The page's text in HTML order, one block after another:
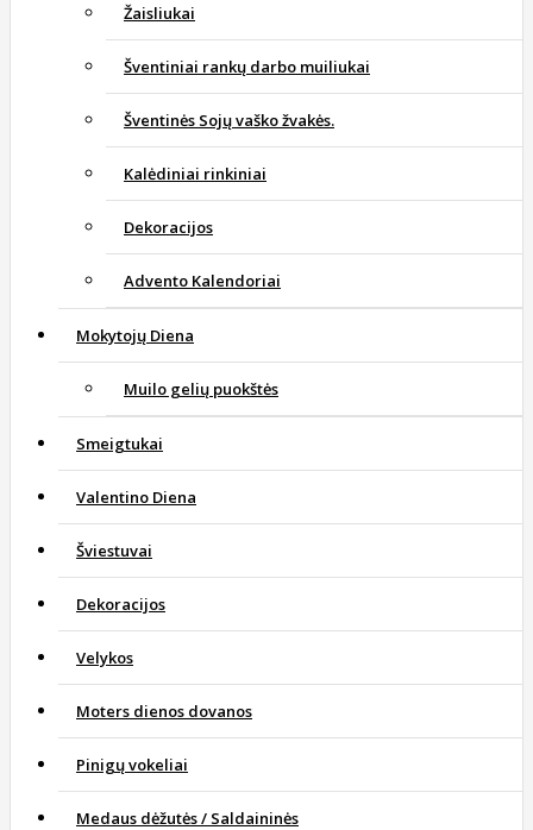
Žaisliukai
Šventiniai rankų darbo muiliukai
Šventinės Sojų vaško žvakės.
Kalėdiniai rinkiniai
Dekoracijos
Advento Kalendoriai
Mokytojų Diena
Muilo gelių puokštės
Smeigtukai
Valentino Diena
Šviestuvai
Dekoracijos
Velykos
Moters dienos dovanos
Pinigų vokeliai
Medaus dėžutės / Saldaininės